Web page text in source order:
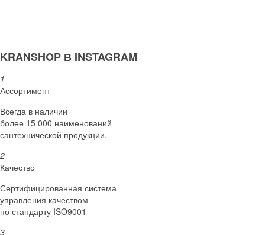
KRANSHOP В INSTAGRAM
1
Ассортимент
Всегда в наличии
более 15 000 наименований
сантехнической продукции.
2
Качество
Сертифициро­ванная система
управления качеством
по стандарту ISO9001
3